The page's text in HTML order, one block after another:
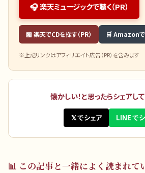
🎧 楽天ミュージックで聴く（PR）
🏪 楽天でCDを探す（PR） 🛒 Amazonで
※上記リンクはアフィリエイト広告（PR）を含みます
懐かしい！と思ったらシェアし
𝕏 でシェア LINE で
📊 この記事と一緒によく読まれて